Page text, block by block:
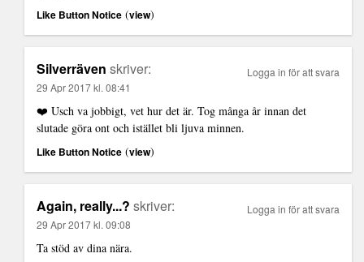
Like Button Notice (view)
Silverräven skriver:
29 Apr 2017 kl. 08:41
❤️ Usch va jobbigt, vet hur det är. Tog många år innan det
slutade göra ont och istället bli ljuva minnen.
Like Button Notice (view)
Logga in för att svara
Again, really...? skriver:
29 Apr 2017 kl. 09:08
Ta stöd av dina nära.
Logga in för att svara